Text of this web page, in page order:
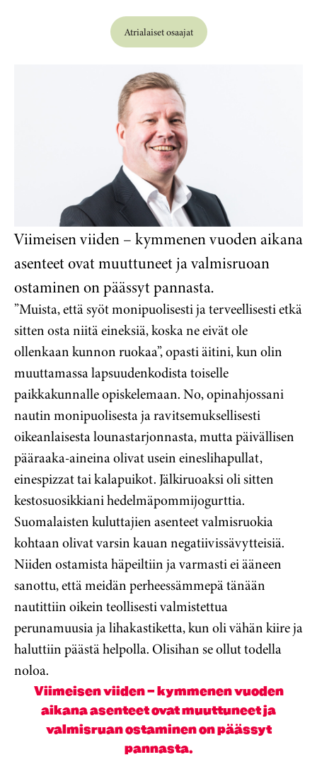
Atrialaiset osaajat
Viimeisen viiden – kymmenen vuoden aikana
asenteet ovat muuttuneet ja valmisruoan
ostaminen on päässyt pannasta.
”Muista, että syöt monipuolisesti ja terveellisesti etkä
sitten osta niitä eineksiä, koska ne eivät ole
ollenkaan kunnon ruokaa”, opasti äitini, kun olin
muuttamassa lapsuudenkodista toiselle
paikkakunnalle opiskelemaan. No, opinahjossani
nautin monipuolisesta ja ravitsemuksellisesti
oikeanlaisesta lounastarjonnasta, mutta päivällisen
pääraaka-aineina olivat usein eineslihapullat,
einespizzat tai kalapuikot. Jälkiruoaksi oli sitten
kestosuosikkiani hedelmäpommijogurttia.
Suomalaisten kuluttajien asenteet valmisruokia
kohtaan olivat varsin kauan negatiivissävytteisiä.
Niiden ostamista häpeiltiin ja varmasti ei ääneen
sanottu, että meidän perheessämmepä tänään
nautittiin oikein teollisesti valmistettua
perunamuusia ja lihakastiketta, kun oli vähän kiire ja
haluttiin päästä helpolla. Olisihan se ollut todella
noloa.
Viimeisen viiden – kymmenen vuoden
aikana asenteet ovat muuttuneet ja
valmisruan ostaminen on päässyt
pannasta.